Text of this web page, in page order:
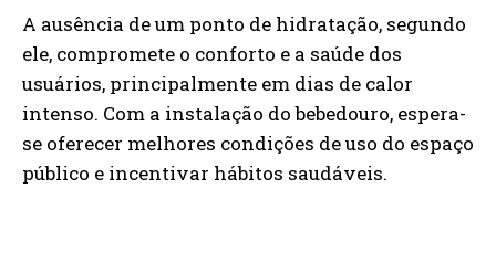
A ausência de um ponto de hidratação, segundo
ele, compromete o conforto e a saúde dos
usuários, principalmente em dias de calor
intenso. Com a instalação do bebedouro, espera-
se oferecer melhores condições de uso do espaço
público e incentivar hábitos saudáveis.